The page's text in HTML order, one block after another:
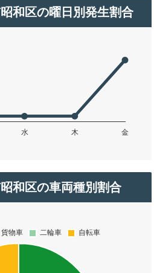
和区の曜日別発生割合
和区の車両種別割合